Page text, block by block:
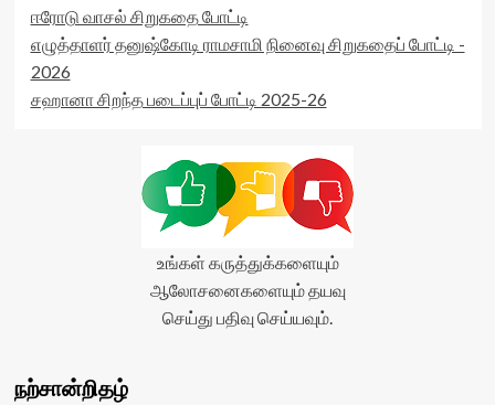
ஈரோடு வாசல் சிறுகதை போட்டி
எழுத்தாளர் தனுஷ்கோடி ராமசாமி நினைவு சிறுகதைப் போட்டி -
2026
சஹானா சிறந்த படைப்புப் போட்டி 2025-26
உங்கள் கருத்துக்களையும்
ஆலோசனைகளையும் தயவு
செய்து பதிவு செய்யவும்.
நற்சான்றிதழ்